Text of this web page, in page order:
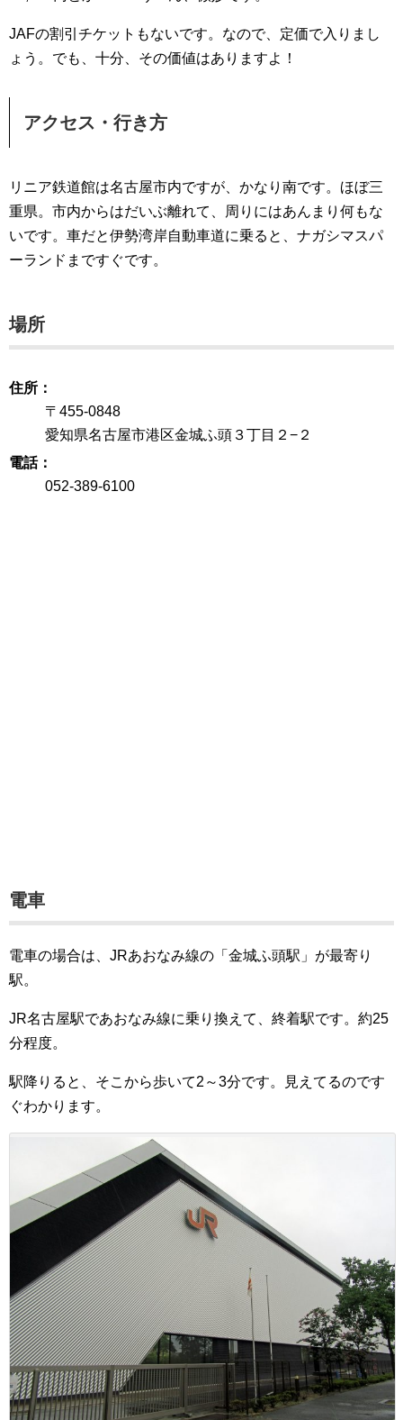
JAFの割引チケットもないです。なので、定価で入りまし
ょう。でも、十分、その価値はありますよ！
アクセス・行き方
リニア鉄道館は名古屋市内ですが、かなり南です。ほぼ三
重県。市内からはだいぶ離れて、周りにはあんまり何もな
いです。車だと伊勢湾岸自動車道に乗ると、ナガシマスパ
ーランドまですぐです。
場所
住所
〒455-0848
愛知県名古屋市港区金城ふ頭３丁目２−２
電話
052-389-6100
電車
電車の場合は、JRあおなみ線の「金城ふ頭駅」が最寄り
駅。
JR名古屋駅であおなみ線に乗り換えて、終着駅です。約25
分程度。
駅降りると、そこから歩いて2～3分です。見えてるのです
ぐわかります。